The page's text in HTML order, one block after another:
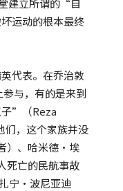
建立所谓的“自
运动的根本最终
代表。在乔治敦
与，有的是来到
子”（Reza
们，这个家族并没
）、哈米德·埃
死亡的民航事故
宁·波尼亚迪